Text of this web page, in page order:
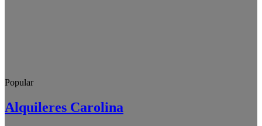
Popular
Alquileres Carolina